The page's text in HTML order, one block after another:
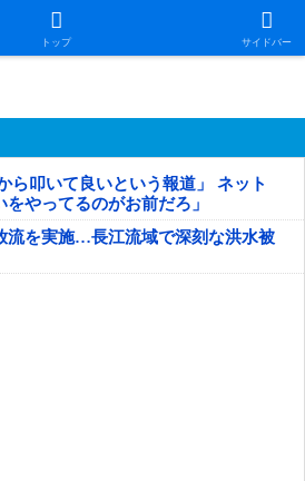
トップ サイドバー
ス録
ら叩いて良いという報道」 ネット
をやってるのがお前だろ」
流を実施…長江流域で深刻な洪水被